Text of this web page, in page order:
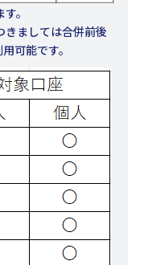
。
ましては合併前後
可能です。